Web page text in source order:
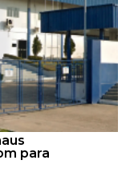
para